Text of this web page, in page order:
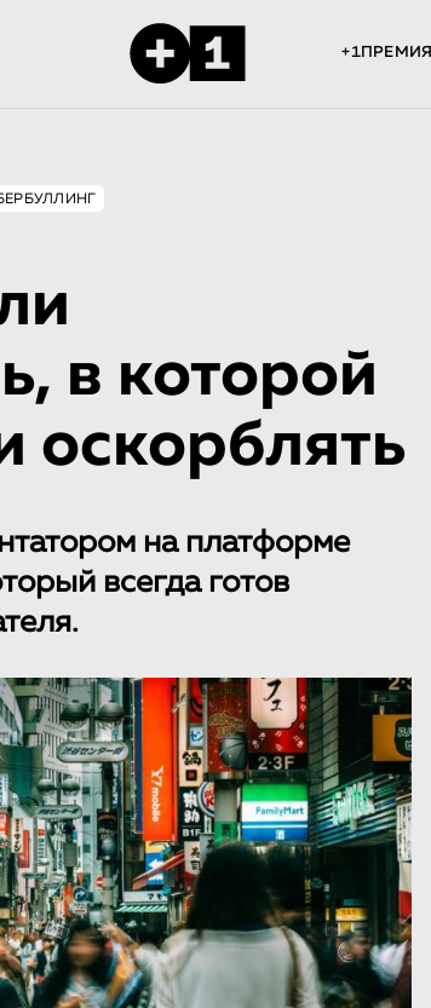
+1ПРЕМИЯ
в которой
оскорблять
на платформе
всегда готов